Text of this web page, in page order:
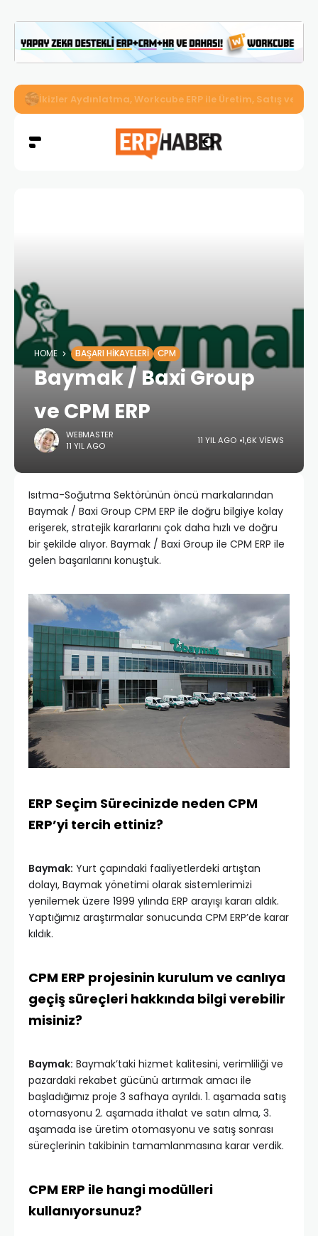
İkizler Aydınlatma, Workcube ERP ile Üretim, Satış ve
HOME BAŞARI HIKAYELERI CPM
Baymak / Baxi Group
ve CPM ERP
WEBMASTER
11 YIL AGO
11 YIL AGO 1,6K VIEWS
Isıtma-Soğutma Sektörünün öncü markalarından
Baymak / Baxi Group CPM ERP ile doğru bilgiye kolay
erişerek, stratejik kararlarını çok daha hızlı ve doğru
bir şekilde alıyor. Baymak / Baxi Group ile CPM ERP ile
gelen başarılarını konuştuk.
ERP Seçim Sürecinizde neden CPM
ERP’yi tercih ettiniz?
Baymak: Yurt çapındaki faaliyetlerdeki artıştan
dolayı, Baymak yönetimi olarak sistemlerimizi
yenilemek üzere 1999 yılında ERP arayışı kararı aldık.
Yaptığımız araştırmalar sonucunda CPM ERP’de karar
kıldık.
CPM ERP projesinin kurulum ve canlıya
geçiş süreçleri hakkında bilgi verebilir
misiniz?
Baymak: Baymak’taki hizmet kalitesini, verimliliği ve
pazardaki rekabet gücünü artırmak amacı ile
başladığımız proje 3 safhaya ayrıldı. 1. aşamada satış
otomasyonu 2. aşamada ithalat ve satın alma, 3.
aşamada ise üretim otomasyonu ve satış sonrası
süreçlerinin takibinin tamamlanmasına karar verdik.
CPM ERP ile hangi modülleri
kullanıyorsunuz?